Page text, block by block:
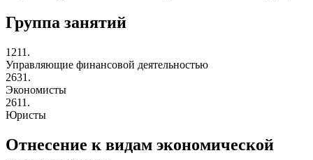
Группа занятий
1211.
Управляющие финансовой деятельностью
2631.
Экономисты
2611.
Юристы
Отнесение к видам экономической